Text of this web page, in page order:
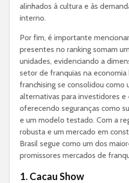
alinhados à cultura e às
interno.
Por fim, é importante
presentes no ranking somam
unidades, evidenciando a
setor de franquias na economia
franchising se consolidou como
alternativas para investidores e
oferecendo seguranças como
e um modelo testado. Com a
robusta e um mercado em
Brasil segue como um dos
promissores mercados de
1. Cacau Show